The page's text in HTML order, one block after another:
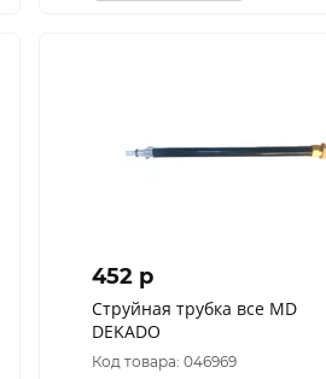
452 p
Струйная трубка все MD
DEKADO
Код товара: 046969